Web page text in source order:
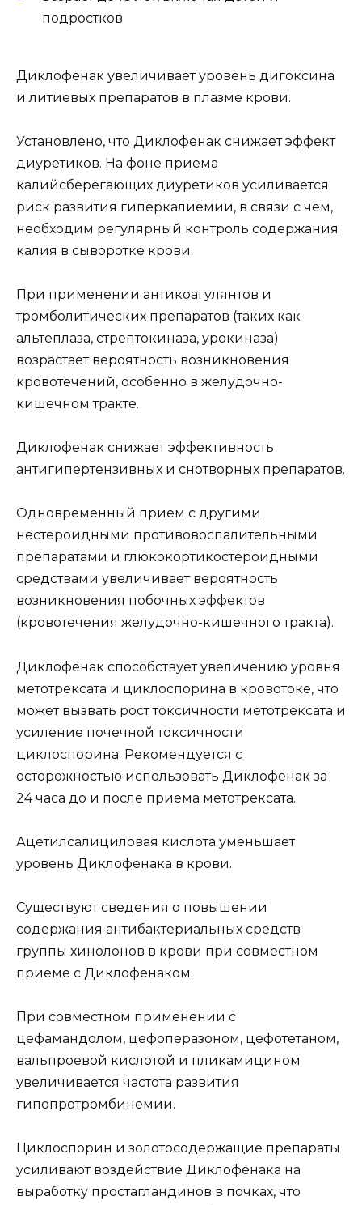
подростков
Диклофенак увеличивает уровень дигоксина
и литиевых препаратов в плазме крови.
Установлено, что Диклофенак снижает эффект
диуретиков. На фоне приема
калийсберегающих диуретиков усиливается
риск развития гиперкалиемии, в связи с чем,
необходим регулярный контроль содержания
калия в сыворотке крови.
При применении антикоагулянтов и
тромболитических препаратов (таких как
альтеплаза, стрептокиназа, урокиназа)
возрастает вероятность возникновения
кровотечений, особенно в желудочно-
кишечном тракте.
Диклофенак снижает эффективность
антигипертензивных и снотворных препаратов.
Одновременный прием с другими
нестероидными противовоспалительными
препаратами и глюкокортикостероидными
средствами увеличивает вероятность
возникновения побочных эффектов
(кровотечения желудочно-кишечного тракта).
Диклофенак способствует увеличению уровня
метотрексата и циклоспорина в кровотоке, что
может вызвать рост токсичности метотрексата и
усиление почечной токсичности
циклоспорина. Рекомендуется с
осторожностью использовать Диклофенак за
24 часа до и после приема метотрексата.
Ацетилсалициловая кислота уменьшает
уровень Диклофенака в крови.
Существуют сведения о повышении
содержания антибактериальных средств
группы хинолонов в крови при совместном
приеме с Диклофенаком.
При совместном применении с
цефамандолом, цефоперазоном, цефотетаном,
вальпроевой кислотой и пликамицином
увеличивается частота развития
гипопротромбинемии.
Циклоспорин и золотосодержащие препараты
усиливают воздействие Диклофенака на
выработку простагландинов в почках, что